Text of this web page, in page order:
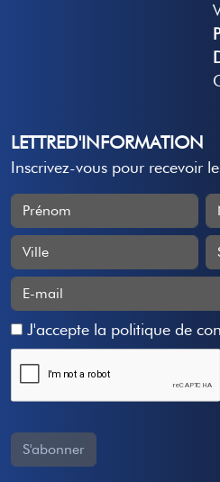
LETTRED'INFORMATION
Inscrivez-vous pour recevoir
J'accepte la politique de
S'abonner